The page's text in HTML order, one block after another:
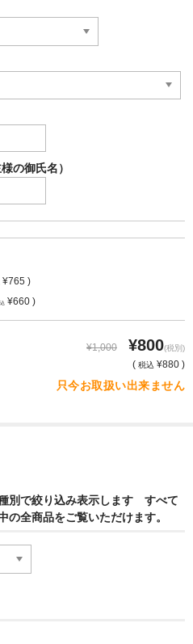
の御氏名）
¥765 )
¥660 )
¥1,000 ¥800(税別)
( 税込 ¥880 )
只今お取扱い出来ません
で絞り込み表示します すべて
全商品をご覧いただけます。